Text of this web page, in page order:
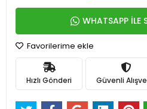
WHATSAPP İLE
Favorilerime ekle
Hızlı Gönderi Güvenli